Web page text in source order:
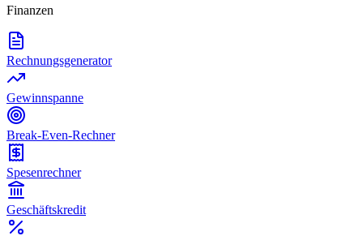
Finanzen
Rechnungsgenerator
Gewinnspanne
Break-Even-Rechner
Spesenrechner
Geschäftskredit